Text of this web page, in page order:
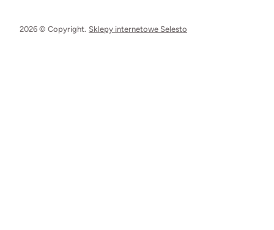
2026 © Copyright. Sklepy internetowe Selesto